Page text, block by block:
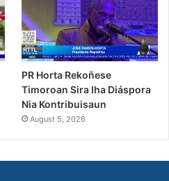
PR Horta Rekoñese
Timoroan Sira Iha Diáspora
Nia Kontribuisaun
August 5, 2026